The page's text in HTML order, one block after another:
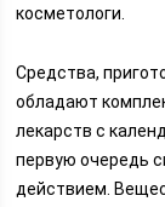
косметологи.
Средства,
обладают
лекарств с
первую очередь
действием.